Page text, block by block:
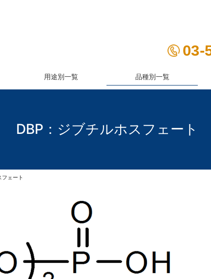
DBP：ジブチルホスフェート
ェート
03-
用途別一覧
品種別一覧
紫外線吸収剤
防錆剤